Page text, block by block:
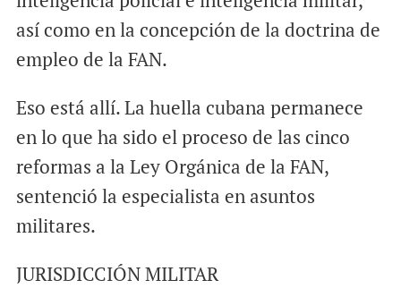
así como en la concepción de la doctrina de
empleo de la FAN.
Eso está allí. La huella cubana permanece
en lo que ha sido el proceso de las cinco
reformas a la Ley Orgánica de la FAN,
sentenció la especialista en asuntos
militares.
JURISDICCIÓN MILITAR